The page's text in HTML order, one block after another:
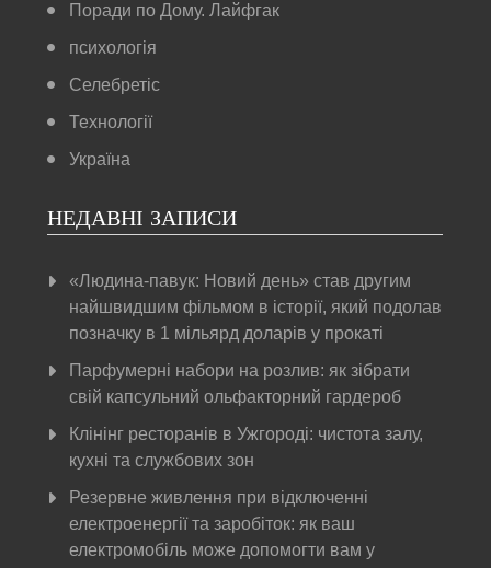
Поради по Дому. Лайфгак
психологія
Селебретіс
Технології
Україна
НЕДАВНІ ЗАПИСИ
«Людина-павук: Новий день» став другим
найшвидшим фільмом в історії, який подолав
позначку в 1 мільярд доларів у прокаті
Парфумерні набори на розлив: як зібрати
свій капсульний ольфакторний гардероб
Клінінг ресторанів в Ужгороді: чистота залу,
кухні та службових зон
Резервне живлення при відключенні
електроенергії та заробіток: як ваш
електромобіль може допомогти вам у